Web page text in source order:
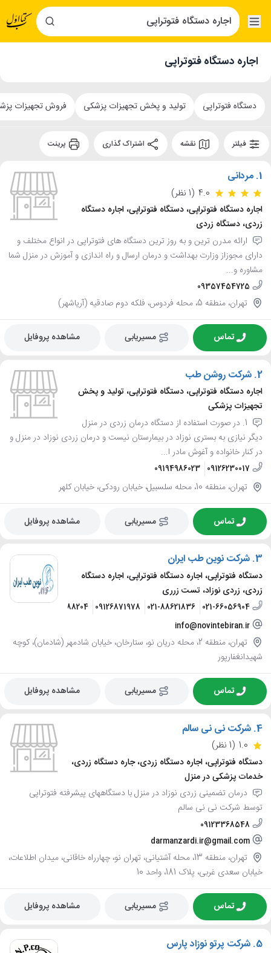
اجاره دستگاه فتوتراپی
دستگاه فتوتراپی تولید و پخش تجهیزات پزشکی فروش تجهیزات
فیلتر نقشه
1. مردانی
4.0 (1 نظر)
اجاره دستگاه فتوتراپی، دستگاه فتوتراپی، اجاره دستگاه
زردی، دستگاه زردی
ارائه مدرن ترین و به روز ترین دستگاه های فتوتراپی در انواع مختلف و
دارای مجوزاز وزارت بهداشت و درمان ارسال و راه اندازی و آموزش در منزل شما
مشاوره و...
09357454725
تهران، منطقه 5، محله فردوس، فلکه دوم صادقیه (آریاشهر)
تماس مسیریابی مشاهده پروفایل
2. شرکت روشن طب
اجاره دستگاه فتوتراپی، دستگاه فتوتراپی، تولید و پخش
تجهیزات پزشکی
1. در صورت استفاده از دستگاه درمان زردی در منزل
دیگر نیازی به بستری نوزاد در بیمارستان نیست و درمان زردی نوزاد در منزل و
در کنار خانواده و آغوش مادر ا...
09126230017
09194986023
تهران، منطقه 10، محله سلسبیل، خیابان رودکی، خیابان کلهر
تماس مسیریابی مشاهده پروفایل
3. شرکت نوین طب ایران
دستگاه فتوتراپی، اجاره دستگاه فتوتراپی، اجاره دستگاه
زردی، زردی نوزاد، تست زرری
021-66056904
021-88621836
09126871978
09307588204
info@novintebiran.ir
تهران، منطقه 2، محله دریان نو، ستارخان، خیابان شادمهر (شادمان)، کوچه
شهیدانغفارپور
تماس مسیریابی مشاهده پروفایل
4. شرکت نی نی سالم
1.0 (1 نظر)
دستگاه فتوتراپی، اجاره دستگاه زردی، جاره دستگاه زردی،
خدمات پزشکی در منزل
درمان تضمینی زردی نوزاد در منزل با دستگاههای پیشرفته فتوتراپی
توسط شرکت نی نی سالم
09123368548
darmanzardi.ir@gmail.com
تهران، منطقه 13، محله آشتیانی، تهران نو، چهارراه خاقانی، میدان اطلاعات،
خیابان سعدی غربی، پلاک 181، واحد 10
تماس مسیریابی مشاهده پروفایل
5. شرکت پرتو نوزاد پارس